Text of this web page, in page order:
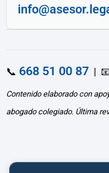
📞 668 51 00 87 |
Contenido elaborado con
abogado colegiado. Última